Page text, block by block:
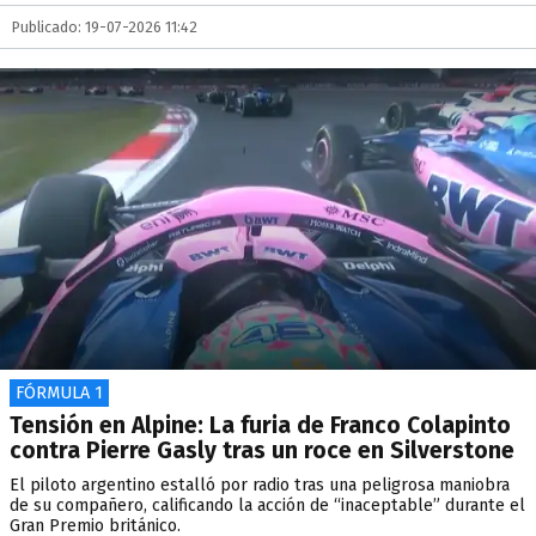
Publicado: 19-07-2026 11:42
FÓRMULA 1
Tensión en Alpine: La furia de Franco Colapinto
contra Pierre Gasly tras un roce en Silverstone
El piloto argentino estalló por radio tras una peligrosa maniobra
de su compañero, calificando la acción de “inaceptable” durante el
Gran Premio británico.